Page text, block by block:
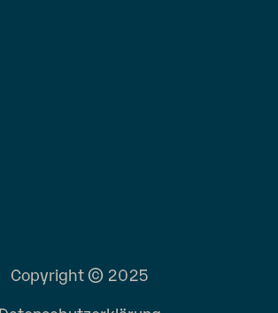
Copyright © 2025